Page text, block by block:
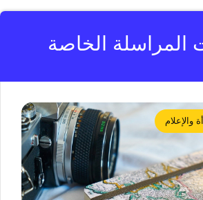
المراسلة الخاصة
والإعلام